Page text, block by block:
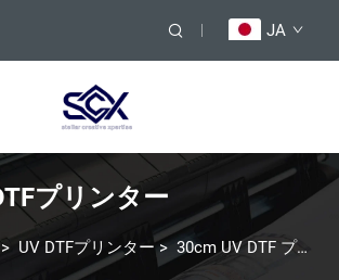
JA
プリンター
> UV DTFプリンター> 30cm UV DTF プリンター